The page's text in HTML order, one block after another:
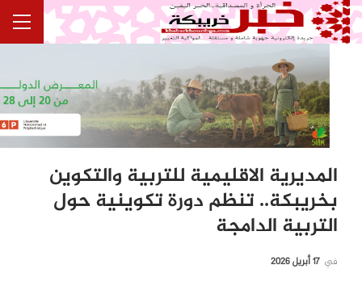
المديرية الاقليمية للتربية والتكوين
بخريبكة.. تنظم دورة تكوينية حول
التربية الدامجة
في 17 أبريل 2026